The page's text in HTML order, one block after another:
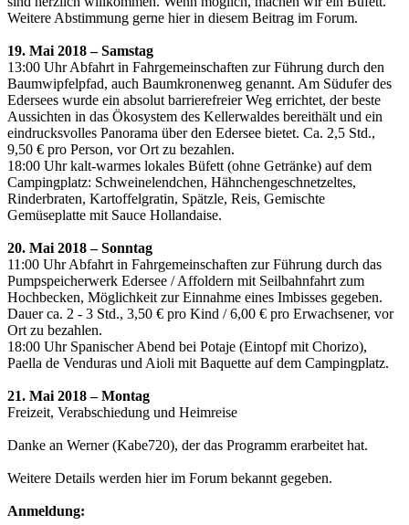
Weitere Abstimmung gerne hier in diesem Beitrag im Forum.
19. Mai 2018 – Samstag
13:00 Uhr Abfahrt in Fahrgemeinschaften zur Führung durch den
Baumwipfelpfad, auch Baumkronenweg genannt. Am Südufer des
Edersees wurde ein absolut barrierefreier Weg errichtet, der beste
Aussichten in das Ökosystem des Kellerwaldes bereithält und ein
eindrucksvolles Panorama über den Edersee bietet. Ca. 2,5 Std.,
9,50 € pro Person, vor Ort zu bezahlen.
18:00 Uhr kalt-warmes lokales Büfett (ohne Getränke) auf dem
Campingplatz: Schweinelendchen, Hähnchengeschnetzeltes,
Rinderbraten, Kartoffelgratin, Spätzle, Reis, Gemischte
Gemüseplatte mit Sauce Hollandaise.
20. Mai 2018 – Sonntag
11:00 Uhr Abfahrt in Fahrgemeinschaften zur Führung durch das
Pumpspeicherwerk Edersee / Affoldern mit Seilbahnfahrt zum
Hochbecken, Möglichkeit zur Einnahme eines Imbisses gegeben.
Dauer ca. 2 - 3 Std., 3,50 € pro Kind / 6,00 € pro Erwachsener, vor
Ort zu bezahlen.
18:00 Uhr Spanischer Abend bei Potaje (Eintopf mit Chorizo),
Paella de Venduras und Aioli mit Baquette auf dem Campingplatz.
21. Mai 2018 – Montag
Freizeit, Verabschiedung und Heimreise
Danke an Werner (Kabe720), der das Programm erarbeitet hat.
Weitere Details werden hier im Forum bekannt gegeben.
Anmeldung: